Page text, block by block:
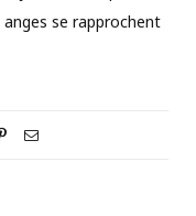
se rapprochent